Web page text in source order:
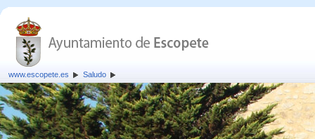
www.escopete.es Saludo